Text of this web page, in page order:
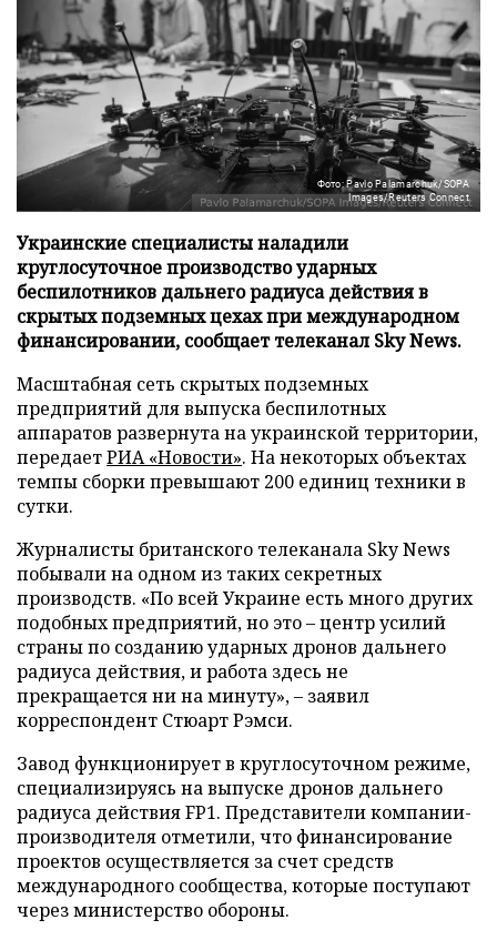
Фото: Pavlo Palamarchuk/SOPA
Images/Reuters Connect
Украинские специалисты наладили
круглосуточное производство ударных
беспилотников дальнего радиуса действия в
скрытых подземных цехах при международном
финансировании, сообщает телеканал Sky News.
Масштабная сеть скрытых подземных
предприятий для выпуска беспилотных
аппаратов развернута на украинской территории,
передаетРИА «Новости». На некоторых объектах
темпы сборки превышают 200 единиц техники в
сутки.
Журналисты британского телеканала Sky News
побывали на одном из таких секретных
производств. «По всей Украине есть много других
подобных предприятий, но это – центр усилий
страны по созданию ударных дронов дальнего
радиуса действия, и работа здесь не
прекращается ни на минуту», – заявил
корреспондент Стюарт Рэмси.
Завод функционирует в круглосуточном режиме,
специализируясь на выпуске дронов дальнего
радиуса действия FP1. Представители компании-
производителя отметили, что финансирование
проектов осуществляется за счет средств
международного сообщества, которые поступают
через министерство обороны.